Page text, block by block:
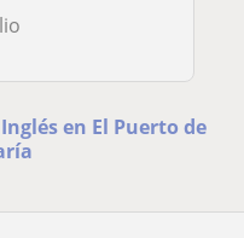
en El Puerto de